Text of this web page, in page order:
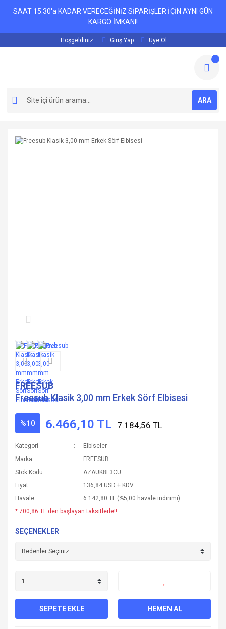
SAAT 15:30'a KADAR VERECEĞİNİZ SİPARİŞLER İÇİN AYNI GÜN
KARGO İMKANI!
Hoşgeldiniz Giriş Yap Üye Ol
ARA
FREESUB
Freesub Klasik 3,00 mm Erkek Sörf Elbisesi
%10 6.466,10 TL 7.184,56 TL
Kategori
Elbiseler
Marka
FREESUB
Stok Kodu
AZAUK8F3CU
Fiyat
136,84 USD + KDV
Havale
6.142,80 TL (%5,00 havale indirimi)
* 700,86 TL den başlayan taksitlerle!!
SEÇENEKLER
SEPETE EKLE HEMEN AL